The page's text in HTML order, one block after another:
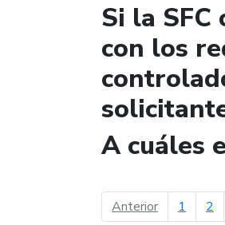
Si la
con los
A cuáles
Anteriorpágina
1 2